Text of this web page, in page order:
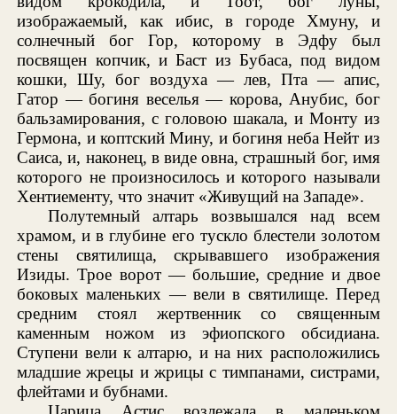
изображаемый, как ибис, в городе Хмуну, и
солнечный бог Гор, которому в Эдфу был
посвящен копчик, и Баст из Бубаса, под видом
кошки, Шу, бог воздуха — лев, Пта — апис,
Гатор — богиня веселья — корова, Анубис, бог
бальзамирования, с головою шакала, и Монту из
Гермона, и коптский Мину, и богиня неба Нейт из
Саиса, и, наконец, в виде овна, страшный бог, имя
которого не произносилось и которого называли
Хентиементу, что значит «Живущий на Западе».
Полутемный алтарь возвышался над всем
храмом, и в глубине его тускло блестели золотом
стены святилища, скрывавшего изображения
Изиды. Трое ворот — большие, средние и двое
боковых маленьких — вели в святилище. Перед
средним стоял жертвенник со священным
каменным ножом из эфиопского обсидиана.
Ступени вели к алтарю, и на них расположились
младшие жрецы и жрицы с тимпанами, систрами,
флейтами и бубнами.